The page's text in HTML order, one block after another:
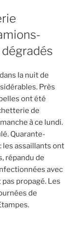
la nuit de
Près
ont été
de
à ce lundi.
Quarante-
les assaillants ont
répandu de
avec
pas propagé. Les
de